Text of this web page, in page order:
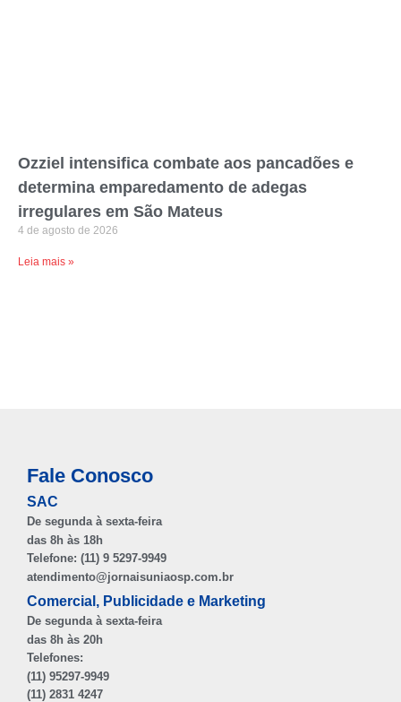
Ozziel intensifica combate aos pancadões e
determina emparedamento de adegas
irregulares em São Mateus
4 de agosto de 2026
Leia mais »
Fale Conosco
SAC
De segunda à sexta-feira
das 8h às 18h
Telefone: (11) 9 5297-9949
atendimento@jornaisuniaosp.com.br
Comercial, Publicidade e Marketing
De segunda à sexta-feira
das 8h às 20h
Telefones:
(11) 95297-9949
(11) 2831 4247